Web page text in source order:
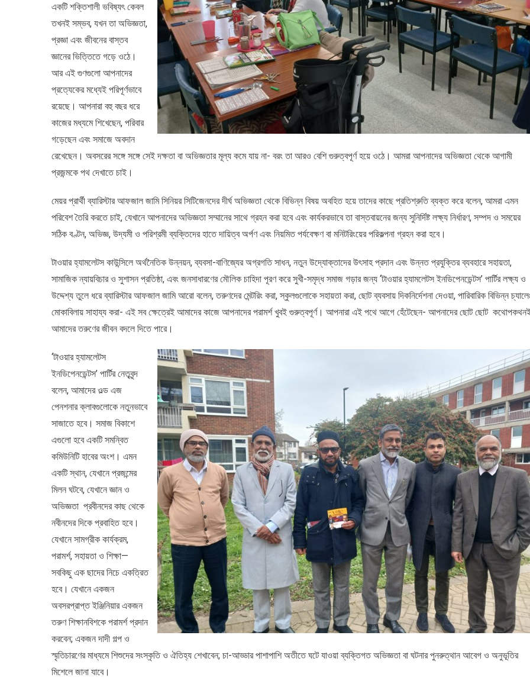
একটি শক্তিশালী ভবিষ্যৎ কেবল
তখনই সম্ভব, যখন তা অভিজ্ঞতা,
প্রজ্ঞা এবং জীবনের বাস্তব
জ্ঞানের ভিত্তিতে গড়ে ওঠে।
আর এই গুণগুলো আপনাদের
প্রত্যেকের মধ্যেই পরিপূর্ণভাবে
রয়েছে। আপনারা বহু বছর ধরে
কাজের মধ্যমে শিখেছেন, পরিবার
গড়েছেন এবং সমাজে অবদান
রেখেছেন। অবসরের সঙ্গে সঙ্গে সেই দক্ষতা বা অভিজ্ঞতার মূল্য কমে যায় না- বরং তা আরও বেশি গুরুত্বপূর্ণ হয়ে ওঠে। আমরা আপনাদের অভিজ্ঞতা থেকে আগামী
প্রজন্মকে পথ দেখাতে চাই।
মেয়র প্রার্থী ব্যারিস্টার আফজাল জামি সিনিয়র সিটিজেনদের দীর্ঘ অভিজ্ঞতা থেকে বিভিন্ন বিষয় অবহিত হয়ে তাদের কাছে প্রতিশ্রুতি ব্যক্ত করে বলেন, আমরা এমন
পরিবেশ তৈরি করতে চাই, যেখানে আপনাদের অভিজ্ঞতা সম্মানের সাথে গ্রহন করা হবে এবং কার্যকরভাবে তা বাস্তবায়নের জন্য সুনির্দিষ্ট লক্ষ্য নির্ধারণ, সম্পদ ও সময়ের
সঠিক বণ্টন, অভিজ্ঞ, উদ্যমী ও পরিশ্রমী ব্যক্তিদের হাতে দায়িত্ব অর্পণ এবং নিয়মিত পর্যবেক্ষণ বা মনিটরিংয়ের পরিকল্পনা গ্রহন করা হবে।
টাওয়ার হ্যামলেটস কাউন্সিলে অর্থনৈতিক উন্নয়ন, ব্যবসা-বাণিজ্যের অগ্রগতি সাধন, নতুন উদ্যোক্তাদের উৎসাহ প্রদান এবং উন্নত প্রযুক্তির ব্যবহারে সহায়তা,
সামাজিক ন্যায়বিচার ও সুশাসন প্রতিষ্ঠা, এবং জনসাধারণের মৌলিক চাহিদা পূরণ করে সুখী-সমৃদ্ধ সমাজ গড়ার জন্য ‘টাওয়ার হ্যামলেটস ইনডিপেনডেন্টস’ পার্টির লক্ষ্য ও
উদ্দেশ্য তুলে ধরে ব্যারিস্টার আফজাল জামি আরো বলেন, তরুণদের মেন্টরিং করা, স্কুলগুলোকে সহায়তা করা, ছোট ব্যবসায় দিকনির্দেশনা দেওয়া, পারিবারিক বিভিন্ন
মোকাবিলায় সাহায্য করা- এই সব ক্ষেত্রেই আমাদের কাজে আপনাদের পরামর্শ খুবই গুরুত্বপূর্ণ। আপনারা এই পথে আগে হেঁটেছেন- আপনাদের ছোট ছোট
আমাদের তরুণের জীবন বদলে দিতে পারে।
‘টাওয়ার হ্যামলেটস
ইনডিপেনডেন্টস’ পার্টির নেতৃবৃন্দ
বলেন, আমাদের ওল্ড এজ
পেনশনার ক্লাবগুলোকে নতুনভাবে
সাজাতে হবে। সমাজ বিকাশে
এগুলো হবে একটি সমন্বিত
কমিউনিটি হাবের অংশ। এমন
একটি স্থান, যেখানে প্রজন্মের
মিলন ঘটবে, যেখানে জ্ঞান ও
অভিজ্ঞতা প্রবীনদের কাছ থেকে
নবীনদের দিকে প্রবাহিত হবে।
যেখানে সামগ্রীক কার্যক্রম,
পরামর্শ, সহায়তা ও শিক্ষা—
সবকিছু এক ছাদের নিচে একত্রিত
হবে। যেখানে একজন
অবসরপ্রাপ্ত ইঞ্জিনিয়ার একজন
তরুণ শিক্ষানবিশকে পরামর্শ প্রদান
করবেন; একজন দাদী গল্প ও
স্মৃতিচারণের মাধ্যমে শিশুদের সংস্কৃতি ও ঐতিহ্য শেখাবেন; চা-আড্ডার পাশাপাশি অতীতে ঘটে যাওয়া ব্যক্তিগত অভিজ্ঞতা বা ঘটনার পুনরুত্থান আবেগ ও অনুভূতির
মিশেলে জানা যাবে।